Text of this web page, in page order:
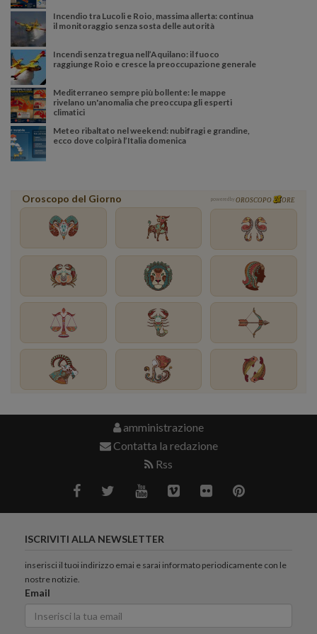
Incendio tra Lucoli e Roio, massima allerta: continua
il monitoraggio senza sosta delle autorità
Incendi senza tregua nell’Aquilano: il fuoco
raggiunge Roio e cresce la preoccupazione generale
Mediterraneo sempre più bollente: le mappe
rivelano un'anomalia che preoccupa gli esperti
climatici
Meteo ribaltato nel weekend: nubifragi e grandine,
ecco dove colpirà l’Italia domenica
Oroscopo del Giorno powered by OROSCOPO ORE
amministrazione
Contatta la redazione
Rss
ISCRIVITI ALLA NEWSLETTER
inserisci il tuoi indirizzo emai e sarai informato periodicamente con le
nostre notizie.
Email